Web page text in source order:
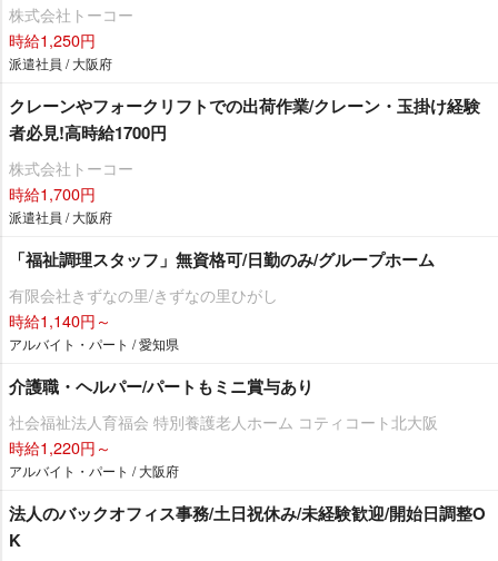
株式会社トーコー
時給1,250円
派遣社員 / 大阪府
クレーンやフォークリフトでの出荷作業/クレーン・玉掛け経験
者必見!高時給1700円
株式会社トーコー
時給1,700円
派遣社員 / 大阪府
「福祉調理スタッフ」無資格可/日勤のみ/グループホーム
有限会社きずなの里/きずなの里ひがし
時給1,140円～
アルバイト・パート / 愛知県
介護職・ヘルパー/パートもミニ賞与あり
社会福祉法人育福会 特別養護老人ホーム コティコート北大阪
時給1,220円～
アルバイト・パート / 大阪府
法人のバックオフィス事務/土日祝休み/未経験歓迎/開始日調整O
K